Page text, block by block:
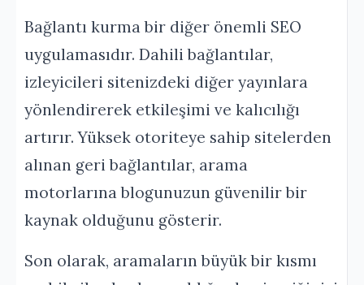
Bağlantı kurma bir diğer önemli SEO
uygulamasıdır. Dahili bağlantılar,
izleyicileri sitenizdeki diğer yayınlara
yönlendirerek etkileşimi ve kalıcılığı
artırır. Yüksek otoriteye sahip sitelerden
alınan geri bağlantılar, arama
motorlarına blogunuzun güvenilir bir
kaynak olduğunu gösterir.
Son olarak, aramaların büyük bir kısmı